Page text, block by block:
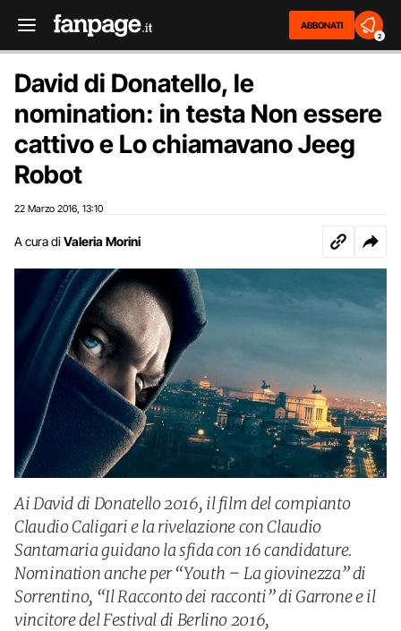
ABBONATI
2
David di Donatello, le
nomination: in testa Non essere
cattivo e Lo chiamavano Jeeg
Robot
22 Marzo 2016 13:10
A cura di Valeria Morini
Ai David di Donatello 2016, il film del compianto
Claudio Caligari e la rivelazione con Claudio
Santamaria guidano la sfida con 16 candidature.
Nomination anche per “Youth – La giovinezza” di
Sorrentino, “Il Racconto dei racconti” di Garrone e il
vincitore del Festival di Berlino 2016,